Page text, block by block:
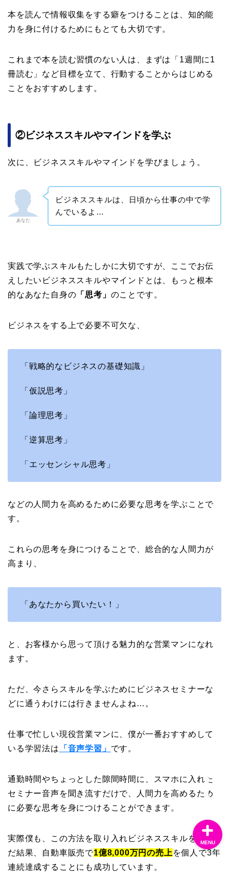
本を読んで情報収集をする癖をつけることは、知的能
力を身に付けるためにもとても大切です。
これまで本を読む習慣のない人は、まずは「1週間に1
冊読む」など目標を立て、行動することからはじめる
ことをおすすめします。
②ビジネススキルやマインドを学ぶ
次に、ビジネススキルやマインドを学びましょう。
あなた
ビジネススキルは、日頃から仕事の中で学
んでいるよ…
実践で学ぶスキルもたしかに大切ですが、ここでお伝
えしたいビジネススキルやマインドとは、もっと根本
的なあなた自身の 「思考」 のことです。
ビジネスをする上で必要不可欠な、
「戦略的なビジネスの基礎知識」
「仮説思考」
「論理思考」
「逆算思考」
「エッセンシャル思考」
などの人間力を高めるために必要な思考を学ぶことで
す。
これらの思考を身につけることで、総合的な人間力が
高まり、
「あなたから買いたい！」
と、お客様から思って頂ける魅力的な営業マンになれ
ます。
ただ、今さらスキルを学ぶためにビジネスセミナーな
どに通うわけには行きませんよね…。
仕事で忙しい現役営業マンに、僕が一番おすすめして
いる学習法は
「音声学習」 です。
通勤時間やちょっとした隙間時間に、スマホに入れた
セミナー音声を聞き流すだけで、人間力を高めるため
に必要な思考を身につけることができます。
実際僕も、この方法を取り入れビジネススキルを学ん
だ結果、自動車販売で1億8,000万円の売上 を個人で3年
連続達成することにも成功しています。
MENU
ホーム
プレゼント申請ページ